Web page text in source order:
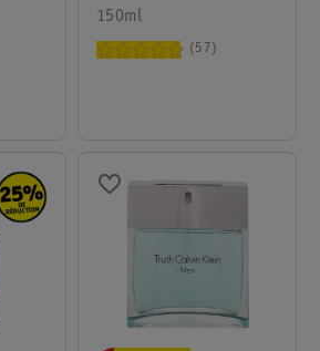
150ml
57